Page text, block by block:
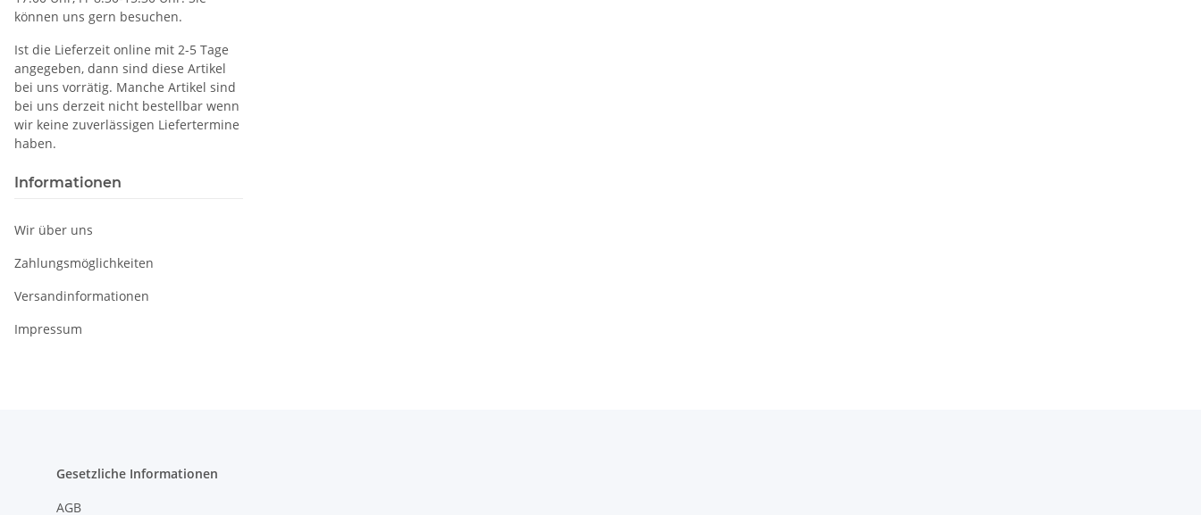
können uns gern besuchen.
Ist die Lieferzeit online mit 2-5 Tage
angegeben, dann sind diese Artikel
bei uns vorrätig. Manche Artikel sind
bei uns derzeit nicht bestellbar wenn
wir keine zuverlässigen Liefertermine
haben.
Informationen
Wir über uns
Zahlungsmöglichkeiten
Versandinformationen
Impressum
Gesetzliche Informationen
AGB